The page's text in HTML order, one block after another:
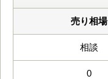
売り相場
相談
0